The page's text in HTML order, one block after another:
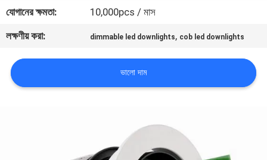
করুন
উদ্ধৃতির
জন্য
যোগানের ক্ষমতা:
10,000pcs / মাস
লক্ষণীয় করা:
dimmable led downlights, cob led downlights
ভালো দাম